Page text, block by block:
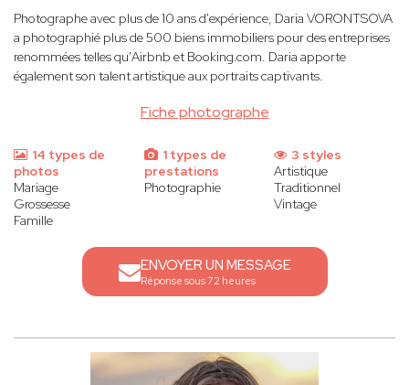
Fiche photographe
Photographe avec plus de 10 ans d'expérience, Daria VORONTSOVA
a photographié plus de 500 biens immobiliers pour des entreprises
renommées telles qu'Airbnb et Booking.com. Daria apporte
également son talent artistique aux portraits captivants.
14 types de
photos
Mariage
Grossesse
Famille
1 types de
prestations
Photographie
3 styles
Artistique
Traditionnel
Vintage
ENVOYER UN MESSAGE
Réponse sous 72 heures